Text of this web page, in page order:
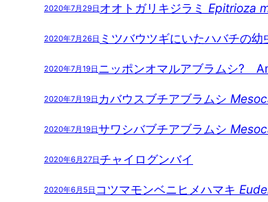
2020年7月29日 オオトガリキジラミ Epitrioza
2020年7月26日 ミツバウツギにいたハバチの幼
2020年7月19日 ニッポンオマルアブラムシ?
2020年7月19日 カバウスブチアブラムシ
2020年7月19日サワシバブチアブラムシ
2020年6月27日 チャイログンバイ
2020年6月5日 コツマモンベニヒメハマキ